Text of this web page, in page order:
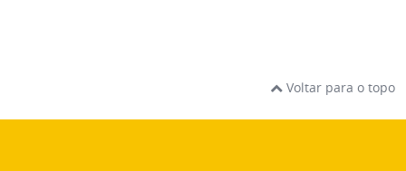
Voltar para o topo